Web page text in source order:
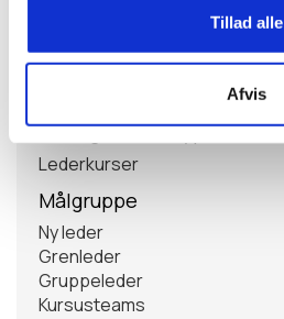
Tillad alle
Afvis
Arrangementstype
Lederkurser
Målgruppe
Ny leder
Grenleder
Gruppeleder
Kursusteams